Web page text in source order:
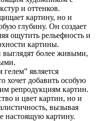
и оттенков.
картину, но и
глубину. Он создает
ощутить рельефность и
картины.
выглядят более живыми,
является
хочет добавить особую
репродукциям картин.
и цвет картин, но и
вызывая
настоящую картину.